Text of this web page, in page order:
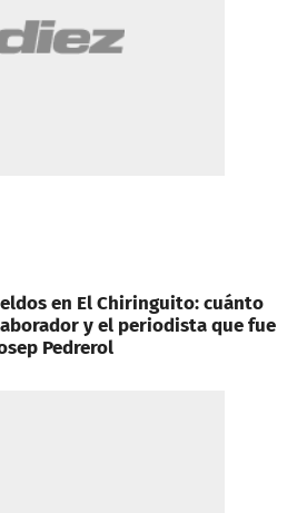
en El Chiringuito: cuánto
y el periodista que fue
Pedrerol